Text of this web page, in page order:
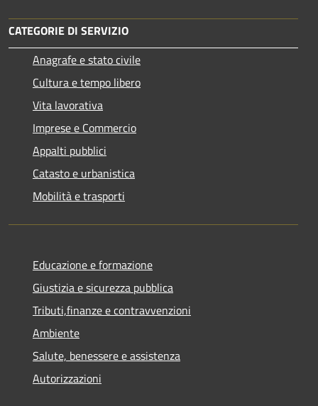
CATEGORIE DI SERVIZIO
Anagrafe e stato civile
Cultura e tempo libero
Vita lavorativa
Imprese e Commercio
Appalti pubblici
Catasto e urbanistica
Mobilità e trasporti
Educazione e formazione
Giustizia e sicurezza pubblica
Tributi,finanze e contravvenzioni
Ambiente
Salute, benessere e assistenza
Autorizzazioni